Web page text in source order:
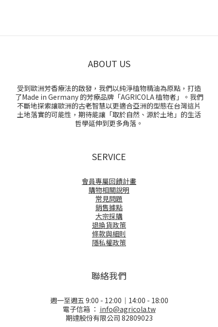
ABOUT US
受到歐洲芳香療法的啟發，我們以純淨植物精油為原點，打造
了Made in Germany 的芳療品牌「AGRICOLA 植物者」。我們
不斷地探索讓歐洲的古老智慧以更適合亞洲的型態在台灣這片
土地落實的可能性，期待能讓「取於自然、源於土地」的生活
哲學延伸到更多角落。
SERVICE
會員專屬回饋計畫
購物相關說明
常見問題
銷售據點
大宗採購
退換貨政策
條款與細則
隱私權政策
聯絡我們
週一至週五 9:00 - 12:00｜14:00 - 18:00
電子信箱 ： info@agricola.tw
期達股份有限公司 82809023